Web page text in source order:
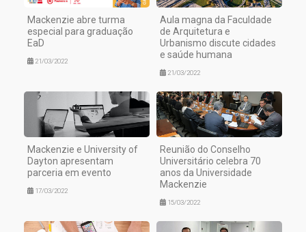
Mackenzie abre turma
especial para graduação
EaD
21/03/2022
Aula magna da Faculdade
de Arquitetura e
Urbanismo discute cidades
e saúde humana
21/03/2022
Mackenzie e University of
Dayton apresentam
parceria em evento
17/03/2022
Reunião do Conselho
Universitário celebra 70
anos da Universidade
Mackenzie
15/03/2022